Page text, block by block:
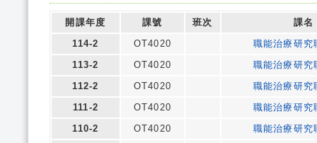
開課年度 課號 班次
課名
114-2
OT4020
職能治療研究
113-2
OT4020
職能治療研究
112-2
OT4020
職能治療研究
111-2
OT4020
職能治療研究
110-2
OT4020
職能治療研究